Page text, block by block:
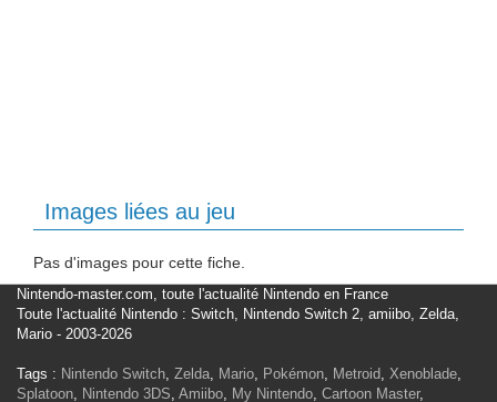
Images liées au jeu
Pas d'images pour cette fiche.
Nintendo-master.com, toute l'actualité Nintendo en France
Toute l'actualité Nintendo : Switch, Nintendo Switch 2, amiibo, Zelda,
Mario - 2003-2026
Tags : Nintendo Switch, Zelda, Mario, Pokémon, Metroid, Xenoblade,
Splatoon, Nintendo 3DS, Amiibo, My Nintendo, Cartoon Master,